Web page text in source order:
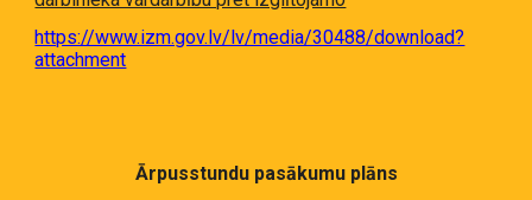
https://www.izm.gov.lv/lv/media/30488/download?
attachment
Ārpusstundu pasākumu plāns